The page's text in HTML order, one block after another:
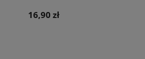
16,90 zł